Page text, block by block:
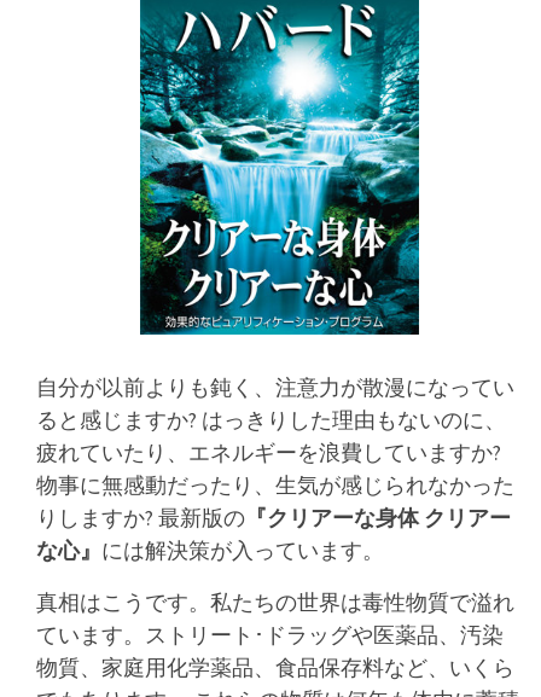
自分が以前よりも鈍く、注意力が散漫になってい
ると感じますか? はっきりした理由もないのに、
疲れていたり、エネルギーを浪費していますか?
物事に無感動だったり、生気が感じられなかった
りしますか? 最新版の 『クリアーな身体 クリアー
な心』 には解決策が入っています。
真相はこうです。私たちの世界は毒性物質で溢れ
ています。ストリート･ドラッグや医薬品、汚染
物質、家庭用化学薬品、食品保存料など、いくら